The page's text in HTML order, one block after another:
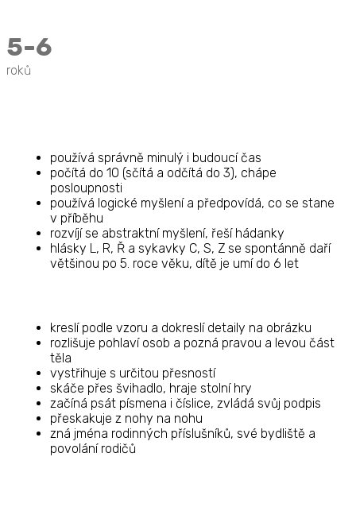
5-6
roků
používá správně minulý i budoucí čas
počítá do 10 (sčítá a odčítá do 3), chápe
posloupnosti
používá logické myšlení a předpovídá, co se stane
v příběhu
rozvíjí se abstraktní myšlení, řeší hádanky
hlásky L, R, Ř a sykavky C, S, Z se spontánně daří
většinou po 5. roce věku, dítě je umí do 6 let
kreslí podle vzoru a dokreslí detaily na obrázku
rozlišuje pohlaví osob a pozná pravou a levou část
těla
vystřihuje s určitou přesností
skáče přes švihadlo, hraje stolní hry
začíná psát písmena i číslice, zvládá svůj podpis
přeskakuje z nohy na nohu
zná jména rodinných příslušníků, své bydliště a
povolání rodičů